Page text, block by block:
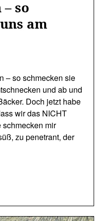
so
am
– so schmecken sie
und ab und
Doch jetzt habe
wir das NICHT
schmecken mir
zu penetrant, der